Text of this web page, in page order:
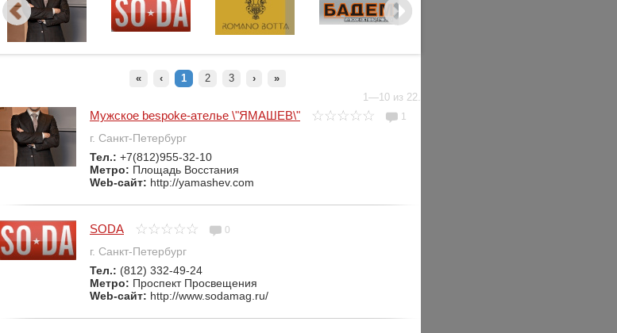
« ‹ 1 2 3 ›
»
1—10 из 22.
Мужское bespoke-ателье \"ЯМАШЕВ\" 1
г. Санкт-Петербург
Тел.: +7(812)955-32-10
Метро: Площадь Восстания
Web-сайт: http://yamashev.com
SODA 0
г. Санкт-Петербург
Тел.: (812) 332-49-24
Метро: Проспект Просвещения
Web-сайт: http://www.sodamag.ru/